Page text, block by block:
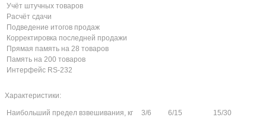
Учёт штучных товаров
Расчёт сдачи
Подведение итогов продаж
Корректировка последней продажи
Прямая память на 28 товаров
Память на 200 товаров
Интерфейс RS-232
Характеристики:
Наибольший предел взвешивания, кг 3/6 6/15 15/30